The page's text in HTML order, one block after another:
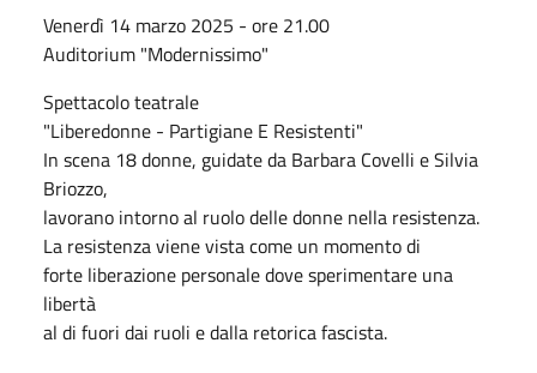
Venerdì 14 marzo 2025 - ore 21.00
Auditorium "Modernissimo"
Spettacolo teatrale
"Liberedonne - Partigiane E Resistenti"
In scena 18 donne, guidate da Barbara Covelli e Silvia
Briozzo,
lavorano intorno al ruolo delle donne nella resistenza.
La resistenza viene vista come un momento di
forte liberazione personale dove sperimentare una
libertà
al di fuori dai ruoli e dalla retorica fascista.